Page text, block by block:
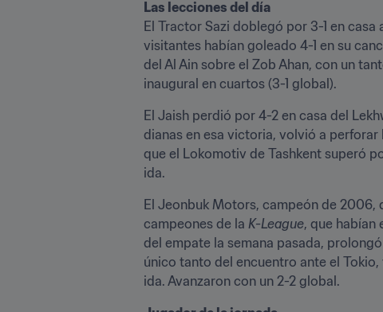
El Tractor Sazi doblegó por 3-1 en
visitantes habían goleado 4-1 en su
del Al Ain sobre el Zob Ahan, con un
inaugural en cuartos (3-1 global).
El Jaish perdió por 4-2 en casa del
dianas en esa victoria, volvió a
que el Lokomotiv de Tashkent superó
ida.
El Jeonbuk Motors, campeón de 2006,
campeones de la K-League, que habían
del empate la semana pasada,
único tanto del encuentro ante el
ida. Avanzaron con un 2-2 global.